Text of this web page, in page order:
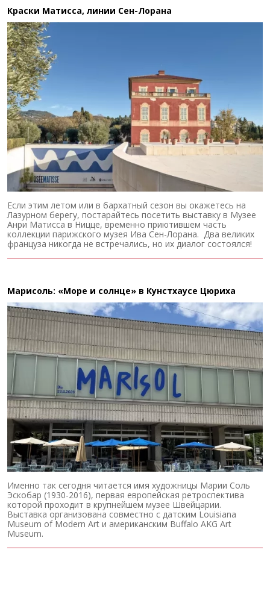
Краски Матисса, линии Сен-Лорана
Если этим летом или в бархатный сезон вы окажетесь на
Лазурном берегу, постарайтесь посетить выставку в Музее
Анри Матисса в Ницце, временно приютившем часть
коллекции парижского музея Ива Сен-Лорана. Два великих
француза никогда не встречались, но их диалог состоялся!
Марисоль: «Море и солнце» в Кунстхаусе Цюриха
Именно так сегодня читается имя художницы Марии Соль
Эскобар (1930-2016), первая европейская ретроспектива
которой проходит в крупнейшем музее Швейцарии.
Выставка организована совместно с датским Louisiana
Museum of Modern Art и американским Buffalo AKG Art
Museum.